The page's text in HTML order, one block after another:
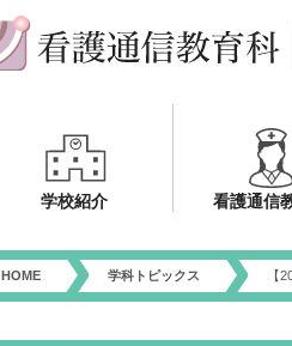
学校紹介 看護通信
HOME 学科トピックス 【